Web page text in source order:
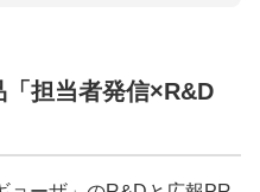
担当者発信×R&D